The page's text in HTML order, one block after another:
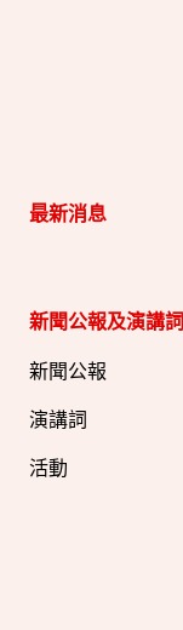
最新消息
新聞公報及演講詞
新聞公報
演講詞
活動